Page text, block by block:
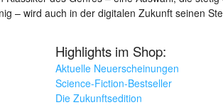
– wird auch in der digitalen Zukunft seinen
Highlights im Shop:
Aktuelle Neuerscheinungen
Science-Fiction-Bestseller
Die Zukunftsedition